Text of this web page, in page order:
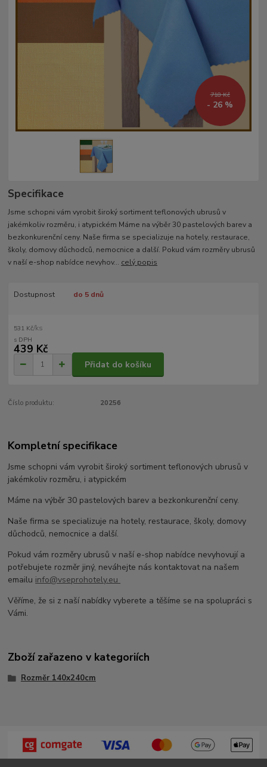
718 Kč
- 26 %
Specifikace
Jsme schopni vám vyrobit široký sortiment teflonových ubrusů v
jakémkoliv rozměru, i atypickém Máme na výběr 30 pastelových barev a
bezkonkurenční ceny. Naše firma se specializuje na hotely, restaurace,
školy, domovy důchodců, nemocnice a další. Pokud vám rozměry ubrusů
v naší e-shop nabídce nevyhov... celý popis
Dostupnost do 5 dnů
531 Kč/ks
439 Kč
Přidat do košíku
Číslo produktu: 20256
Kompletní specifikace
Jsme schopni vám vyrobit široký sortiment teflonových ubrusů v
jakémkoliv rozměru, i atypickém
Máme na výběr 30 pastelových barev a bezkonkurenční ceny.
Naše firma se specializuje na hotely, restaurace, školy, domovy
důchodců, nemocnice a další.
Pokud vám rozměry ubrusů v naší e-shop nabídce nevyhovují a
potřebujete rozměr jiný, neváhejte nás kontaktovat na našem
emailu info@vseprohotely.eu
Věříme, že si z naší nabídky vyberete a těšíme se na spolupráci s
Vámi.
Zboží zařazeno v kategoriích
Rozměr 140x240cm